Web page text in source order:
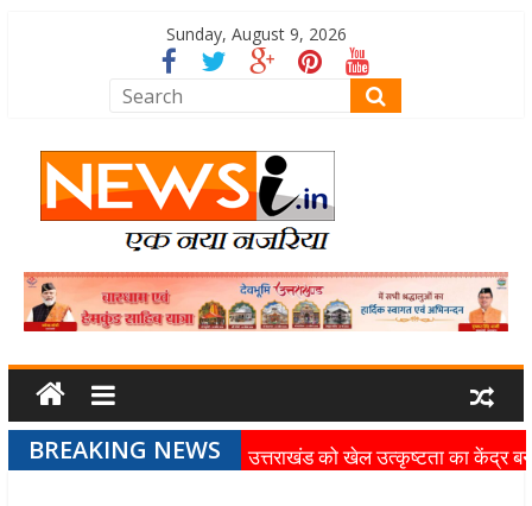
Sunday, August 9, 2026
BREAKING NEWS
उत्तराखंड को खेल उत्कृष्टता का केंद्र